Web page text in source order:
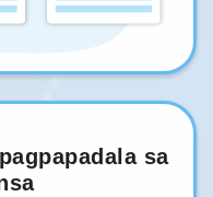
sa